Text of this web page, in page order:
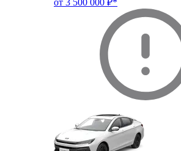
от 3 500 000 ₽*